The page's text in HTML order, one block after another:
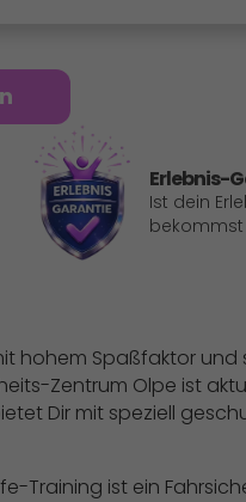
Erlebnis-
Ist dein
bekommst
hohem Spaßfaktor
Zentrum Olpe ist
Dir mit speziell
Training ist ein